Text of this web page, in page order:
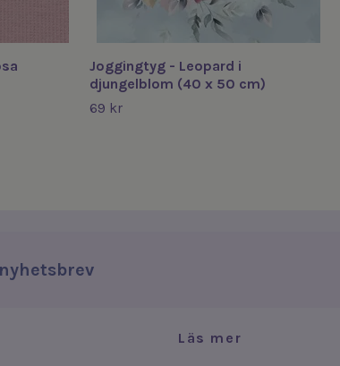
Joggingtyg - Leopard i
djungelblom (40 x 50 cm)
69 kr
Läs mer